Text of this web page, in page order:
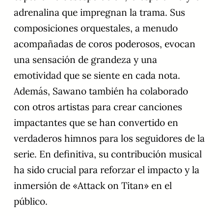
adrenalina que impregnan la trama. Sus
composiciones orquestales, a menudo
acompañadas de coros poderosos, evocan
una sensación de grandeza y una
emotividad que se siente en cada nota.
Además, Sawano también ha colaborado
con otros artistas para crear canciones
impactantes que se han convertido en
verdaderos himnos para los seguidores de la
serie. En definitiva, su contribución musical
ha sido crucial para reforzar el impacto y la
inmersión de «Attack on Titan» en el
público.